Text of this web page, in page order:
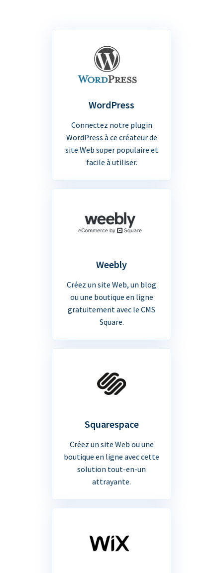
WordPress
Connectez notre plugin
WordPress à ce créateur de
site Web super populaire et
facile à utiliser.
Weebly
Créez un site Web, un blog
ou une boutique en ligne
gratuitement avec le CMS
Square.
Squarespace
Créez un site Web ou une
boutique en ligne avec cette
solution tout-en-un
attrayante.